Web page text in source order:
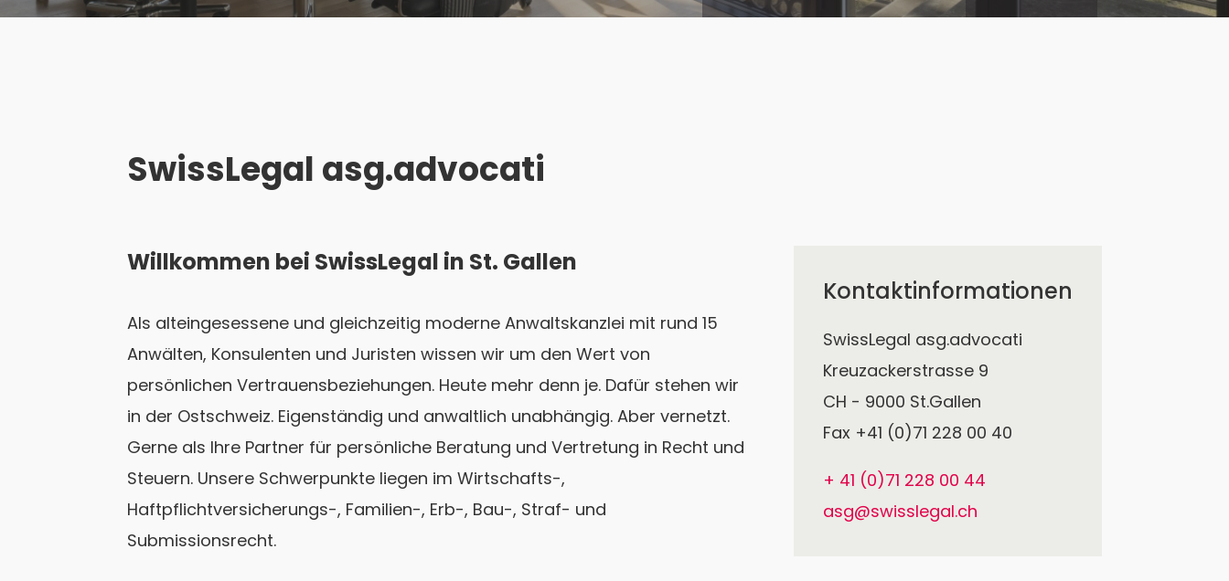
SwissLegal asg.advocati
Kontaktinformationen
SwissLegal asg.advocati
Kreuzackerstrasse 9
CH - 9000 St.Gallen
Fax +41 (0)71 228 00 40
+ 41 (0)71 228 00 44
asg@swisslegal.ch
Willkommen bei SwissLegal in St. Gallen
Als alteingesessene und gleichzeitig moderne Anwaltskanzlei mit rund 15
Anwälten, Konsulenten und Juristen wissen wir um den Wert von
persönlichen Vertrauensbeziehungen. Heute mehr denn je. Dafür stehen wir
in der Ostschweiz. Eigenständig und anwaltlich unabhängig. Aber vernetzt.
Gerne als Ihre Partner für persönliche Beratung und Vertretung in Recht und
Steuern. Unsere Schwerpunkte liegen im Wirtschafts-,
Haftpflichtversicherungs-, Familien-, Erb-, Bau-, Straf- und
Submissionsrecht.